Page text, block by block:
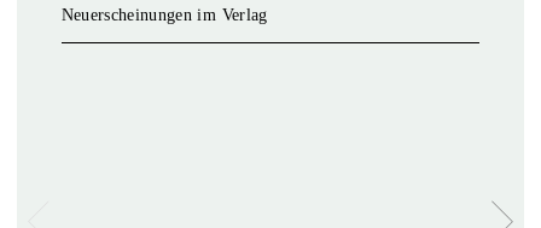
Neuerscheinungen im Verlag